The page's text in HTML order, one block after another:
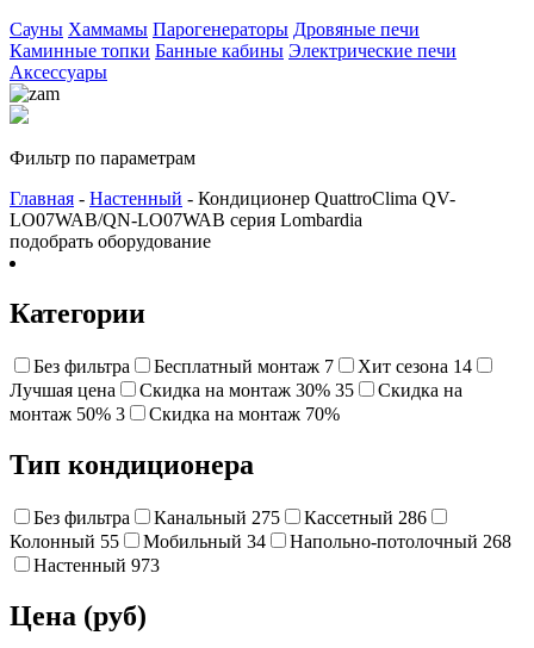
Сауны Хаммамы Парогенераторы Дровяные печи
Каминные топки Банные кабины Электрические печи
Аксессуары
Фильтр по параметрам
Главная - Настенный - Кондиционер QuattroClima QV-
LO07WAB/QN-LO07WAB серия Lombardia
подобрать оборудование
Категории
Без фильтра Бесплатный монтаж 7 Хит сезона 14
Лучшая цена
Cкидка на монтаж 30% 35
Скидка на
монтаж 50% 3 Cкидка на монтаж 70%
Тип кондиционера
Без фильтра Канальный 275 Кассетный 286
Колонный 55 Мобильный 34 Напольно-потолочный 268
Настенный 973
Цена (руб)